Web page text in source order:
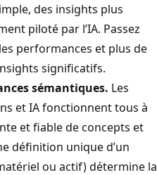
des insights plus
piloté par l’IA. Passez
performances et plus de
significatifs.
sémantiques. Les
et IA fonctionnent tous à
et fiable de concepts et
définition unique d’un
ou actif) détermine la